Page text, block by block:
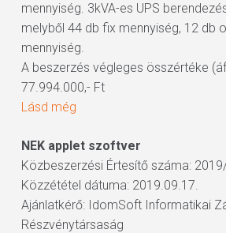
mennyiség. 3kVA-es UPS
melyből 44 db fix mennyiség, 12 db
mennyiség.
A beszerzés végleges összértéke
77.994.000,- Ft
Lásd még
NEK applet szoftver
Közbeszerzési Értesítő száma:
Közzététel dátuma: 2019.09.17.
Ajánlatkérő: IdomSoft Informatikai
Részvénytársaság